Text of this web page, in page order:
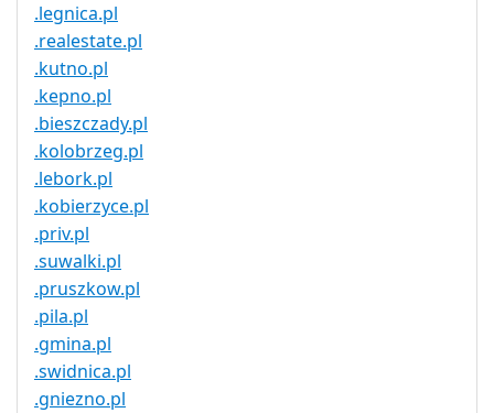
.legnica.pl
.realestate.pl
.kutno.pl
.kepno.pl
.bieszczady.pl
.kolobrzeg.pl
.lebork.pl
.kobierzyce.pl
.priv.pl
.suwalki.pl
.pruszkow.pl
.pila.pl
.gmina.pl
.swidnica.pl
.gniezno.pl